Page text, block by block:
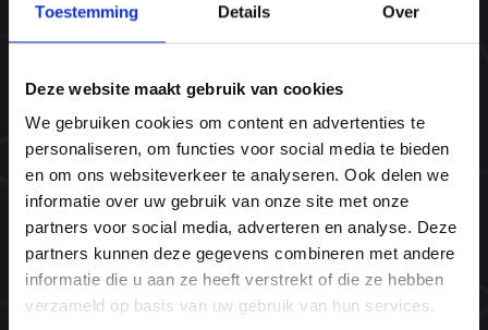
Toestemming Details Over
Deze website maakt gebruik van cookies
We gebruiken cookies om content en advertenties te
personaliseren, om functies voor social media te bieden
en om ons websiteverkeer te analyseren. Ook delen we
informatie over uw gebruik van onze site met onze
partners voor social media, adverteren en analyse. Deze
partners kunnen deze gegevens combineren met andere
informatie die u aan ze heeft verstrekt of die ze hebben
verzameld op basis van uw gebruik van hun services.
Wat zeggen onze ambassadeurs
Missie & visie
Plant bomen. Red levens.
Navigatie